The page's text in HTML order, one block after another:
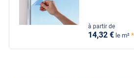
à partir de
14,32 € le m² *